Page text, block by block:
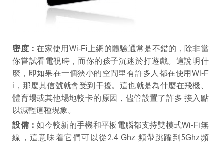
密度：在家使用Wi-Fi上網的體驗通常是不錯的，除非當
你嘗試看電視時，而你的孩子沉迷於打遊戲。這說明什
麼，即如果在一個狹小的空間里有許多人都在使用Wi-F
i，那麼其信號就會受到干擾。這也就是為什麼在飛機、
體育場或其他場地較卡的原因，儘管設置了許多 接入點
以減輕這種現象。
設備：如今較新的手機和平板電腦都支持雙模式Wi-Fi無
線，這意味着它們可以從2.4 Ghz 頻帶跳躍到5Ghz頻